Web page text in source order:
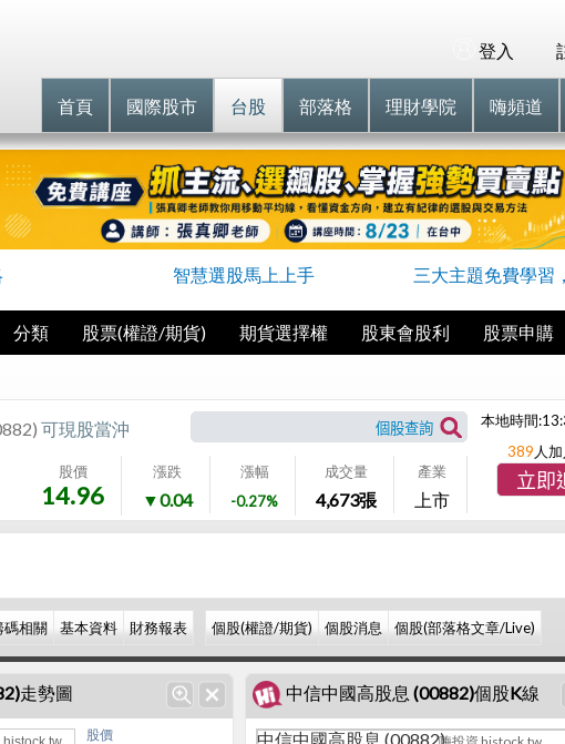
登入
首頁 國際股市 台股 部落格 理財學院 嗨頻道
智慧選股馬上上手 三大主題免費學習
分類 股票(權證/期貨) 期貨選擇權 股東會股利 股票申購
可現股當沖
股價
14.96
漲跌
▼0.04
漲幅
-0.27%
成交量
4,673張
產業
上市
本地時間:
389 人
立即
碼相關 基本資料 財務報表 個股(權證/期貨) 個股消息 個股(部落格文章/Live)
走勢圖
股價
中信中國高股息 (00882)個股K線
中信中國高股息 (00882)